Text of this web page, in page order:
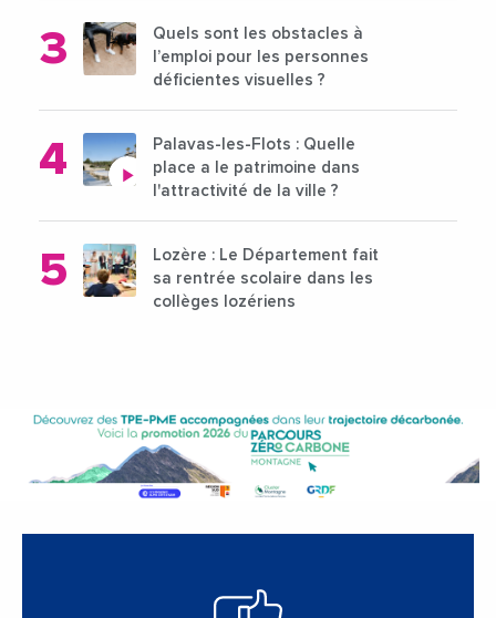
Quels sont les obstacles à
l’emploi pour les personnes
déficientes visuelles ?
Palavas-les-Flots : Quelle
place a le patrimoine dans
l'attractivité de la ville ?
Lozère : Le Département fait
sa rentrée scolaire dans les
collèges lozériens